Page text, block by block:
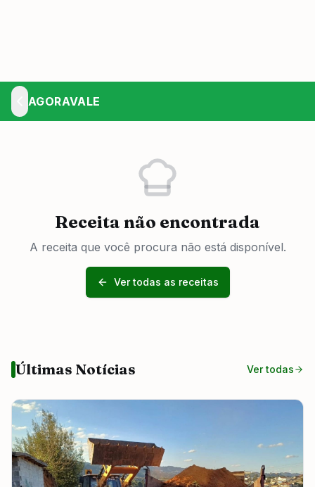
AGORAVALE
Receita não encontrada
A receita que você procura não está disponível.
Ver todas as receitas
Últimas Notícias Ver todas